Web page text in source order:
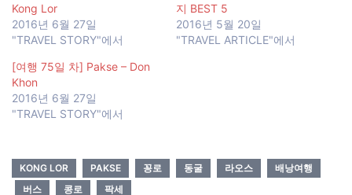
Kong Lor
2016년 6월 27일
"TRAVEL STORY"에서
지 BEST 5
2016년 5월 20일
"TRAVEL ARTICLE"에서
[여행 75일 차] Pakse – Don
Khon
2016년 6월 27일
"TRAVEL STORY"에서
KONG LOR PAKSE 꽁로 동굴 라오스
배낭여행
버스
콩로 팍세